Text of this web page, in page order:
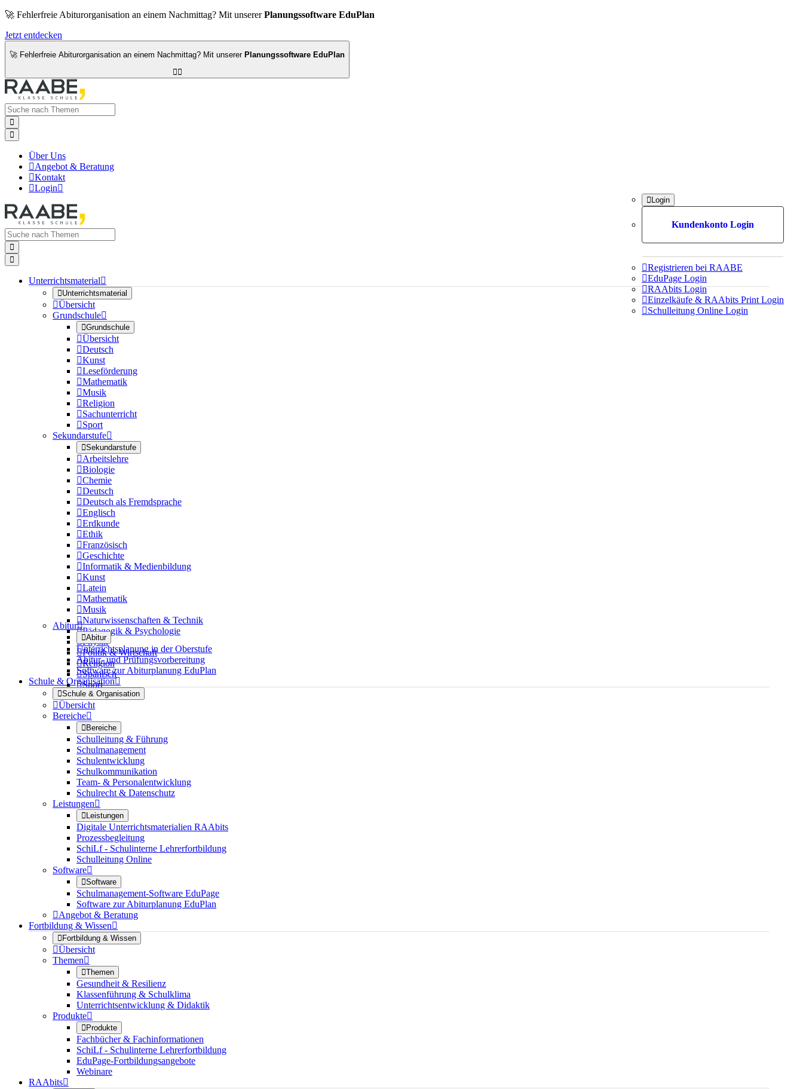
🚀 Fehlerfreie Abiturorganisation an einem Nachmittag? Mit unsererPlanungssoftware EduPlan
Jetzt entdecken
🚀 Fehlerfreie Abiturorganisation an einem Nachmittag? Mit unserer Planungssoftware EduPlan



Über Uns
Angebot & Beratung
Kontakt
Login
Login
Kundenkonto Login
Registrieren bei RAABE
EduPage Login
RAAbits Login
Einzelkäufe & RAAbits Print Login
Schulleitung Online Login


Unterrichtsmaterial
Unterrichtsmaterial
Übersicht
Grundschule
Grundschule
Übersicht
Deutsch
Kunst
Leseförderung
Mathematik
Musik
Religion
Sachunterricht
Sport
Sekundarstufe
Sekundarstufe
Arbeitslehre
Biologie
Chemie
Deutsch
Deutsch als Fremdsprache
Englisch
Erdkunde
Ethik
Französisch
Geschichte
Informatik & Medienbildung
Kunst
Latein
Mathematik
Musik
Naturwissenschaften & Technik
Pädagogik & Psychologie
Physik
Politik & Wirtschaft
Religion
Spanisch
Sport
Abitur
Abitur
Unterrichtsplanung in der Oberstufe
Abitur- und Prüfungsvorbereitung
Software zur Abiturplanung EduPlan
Schule & Organisation
Schule & Organisation
Übersicht
Bereiche
Bereiche
Schulleitung & Führung
Schulmanagement
Schulentwicklung
Schulkommunikation
Team- & Personalentwicklung
Schulrecht & Datenschutz
Leistungen
Leistungen
Digitale Unterrichtsmaterialien RAAbits
Prozessbegleitung
SchiLf - Schulinterne Lehrerfortbildung
Schulleitung Online
Software
Software
Schulmanagement-Software EduPage
Software zur Abiturplanung EduPlan
Angebot & Beratung
Fortbildung & Wissen
Fortbildung & Wissen
Übersicht
Themen
Themen
Gesundheit & Resilienz
Klassenführung & Schulklima
Unterrichtsentwicklung & Didaktik
Produkte
Produkte
Fachbücher & Fachinformationen
SchiLf - Schulinterne Lehrerfortbildung
EduPage-Fortbildungsangebote
Webinare
RAAbits